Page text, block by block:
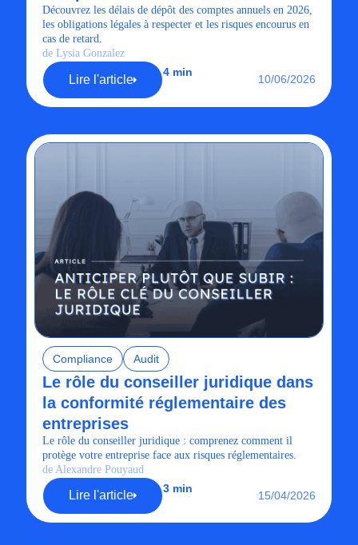
Découvrez les délais de dépôt des comptes annuels en 2026,
les obligations légales à respecter et les risques encourus en
cas de retard.
de Lysia Gonzalez
Lire l'article
4 min
10/06/2026
Compliance Audit
Le rôle du conseiller juridique dans
la conformité réglementaire des
entreprises
Le rôle du conseiller juridique : comprenez comment il
protège votre entreprise face aux risques réglementaires.
de Alexandre Pouyaud
Lire l'article
3 min
15/04/2026